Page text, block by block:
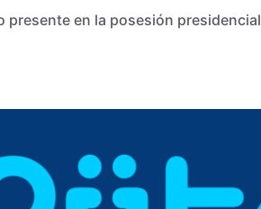
en la posesión presidencial